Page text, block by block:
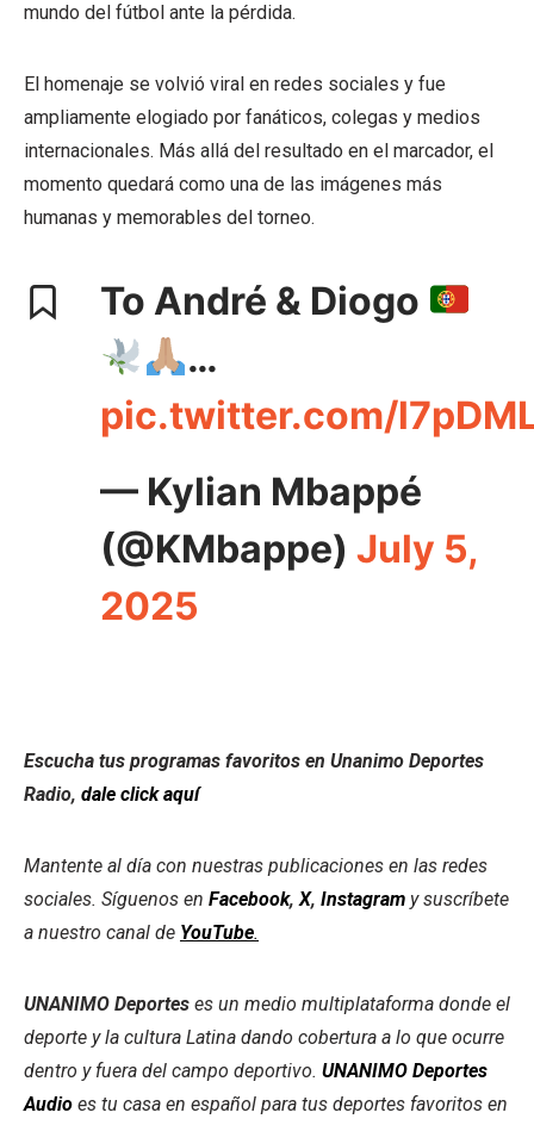
mundo del fútbol ante la pérdida.
El homenaje se volvió viral en redes sociales y fue
ampliamente elogiado por fanáticos, colegas y medios
internacionales. Más allá del resultado en el marcador, el
momento quedará como una de las imágenes más
humanas y memorables del torneo.
To André & Diogo
…
pic.twitter.com/
— Kylian Mbappé
(@KMbappe) July 5,
2025
Escucha tus programas favoritos en Unanimo Deportes
Radio, dale click aquí
Mantente al día con nuestras publicaciones en las redes
sociales. Síguenos en Facebook,X, Instagram y suscríbete
a nuestro canal de YouTube.
UNANIMO Deportes es un medio multiplataforma donde el
deporte y la cultura Latina dando cobertura a lo que ocurre
dentro y fuera del campo deportivo. UNANIMO Deportes
Audio es tu casa en español para tus deportes favoritos en